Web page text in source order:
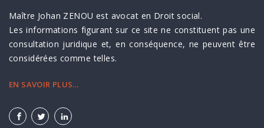
Maître Johan ZENOU est avocat en Droit social.
Les informations figurant sur ce site ne constituent pas une
consultation juridique et, en conséquence, ne peuvent être
considérées comme telles.
EN SAVOIR PLUS...